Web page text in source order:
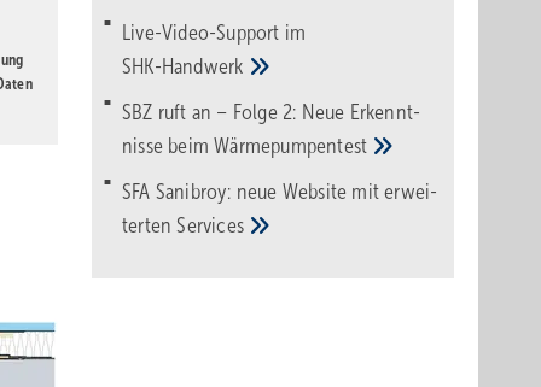
Live-Video-Support im
SHK-Handwerk
SBZ ruft an – Folge 2: Neue Erkennt­
nisse beimWärme­pumpen­test
SFA Sanibroy: neue Web­site mit erwei­
tertenServices